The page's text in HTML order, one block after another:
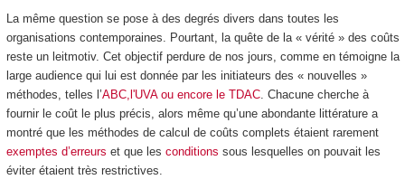
La même question se pose à des degrés divers dans toutes les
organisations contemporaines. Pourtant, la quête de la « vérité » des coûts
reste un leitmotiv. Cet objectif perdure de nos jours, comme en témoigne la
large audience qui lui est donnée par les initiateurs des « nouvelles »
méthodes, telles l’ABC,l'UVA ou encore le TDAC. Chacune cherche à
fournir le coût le plus précis, alors même qu’une abondante littérature a
montré que les méthodes de calcul de coûts complets étaient rarement
exemptes d’erreurs et que les conditions sous lesquelles on pouvait les
éviter étaient très restrictives.